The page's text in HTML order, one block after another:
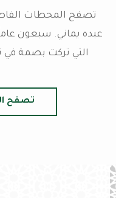
تصفح المحطات
عبده يماني. سبعون عاماً
التي تركت بصمة في
تصفح